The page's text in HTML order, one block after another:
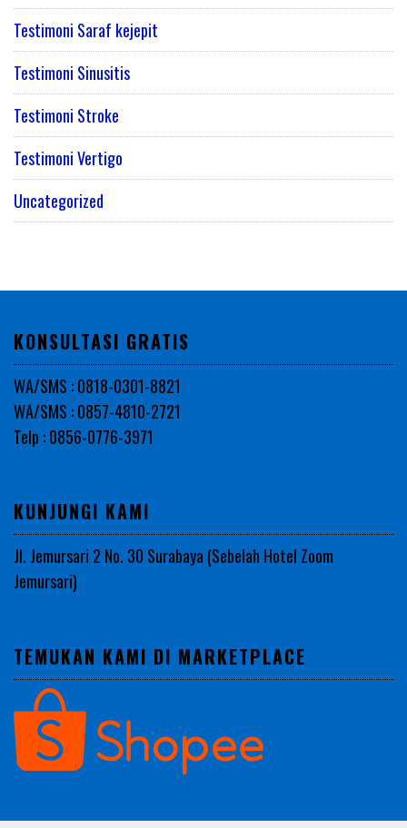
Testimoni Saraf kejepit
Testimoni Sinusitis
Testimoni Stroke
Testimoni Vertigo
Uncategorized
KONSULTASI GRATIS
WA/SMS : 0818-0301-8821
WA/SMS : 0857-4810-2721
Telp : 0856-0776-3971
KUNJUNGI KAMI
Jl. Jemursari 2 No. 30 Surabaya (Sebelah Hotel Zoom
Jemursari)
TEMUKAN KAMI DI MARKETPLACE